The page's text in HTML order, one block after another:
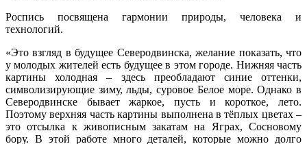
Роспись посвящена гармонии природы, человека и
технологий.
«Это взгляд в будущее Северодвинска, желание показать, что
у молодых жителей есть будущее в этом городе. Нижняя часть
картины холодная – здесь преобладают синие оттенки,
символизирующие зиму, льды, суровое Белое море. Однако в
Северодвинске бывает жаркое, пусть и короткое, лето.
Поэтому верхняя часть картины выполнена в тёплых цветах –
это отсылка к живописным закатам на Яграх, Сосновому
бору. В этой работе много деталей, которые можно долго